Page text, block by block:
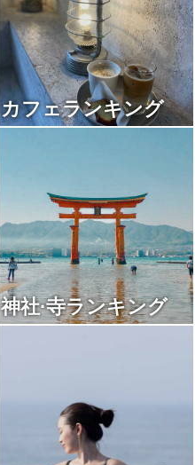
カフェランキング
神社·寺ランキング